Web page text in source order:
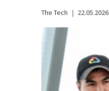
The Tech 22.05.2026